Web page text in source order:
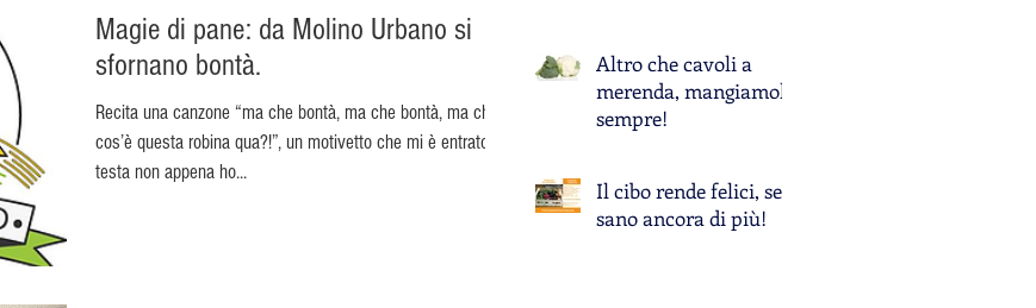
Magie di pane: da Molino Urbano si
sfornano bontà.
Recita una canzone “ma che bontà, ma che bontà, ma che
cos’è questa robina qua?!”, un motivetto che mi è entrato in
testa non appena ho...
Altro che cavoli a
merenda, mangiamoli
sempre!
Il cibo rende felici, se è
sano ancora di più!